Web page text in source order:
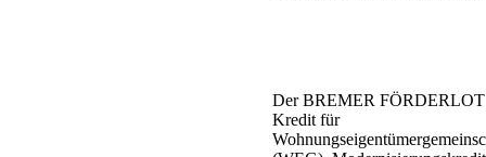
Der BREMER
Kredit für